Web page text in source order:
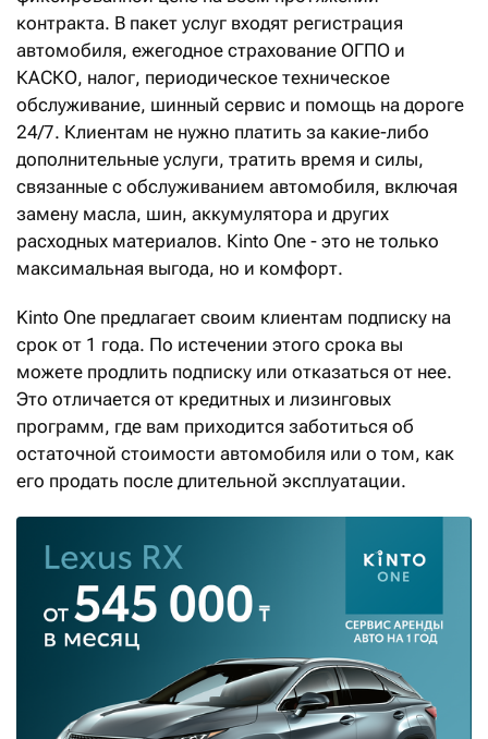
контракта. В пакет услуг входят регистрация
автомобиля, ежегодное страхование ОГПО и
КАСКО, налог, периодическое техническое
обслуживание, шинный сервис и помощь на дороге
24/7. Клиентам не нужно платить за какие-либо
дополнительные услуги, тратить время и силы,
связанные с обслуживанием автомобиля, включая
замену масла, шин, аккумулятора и других
расходных материалов. Кinto One - это не только
максимальная выгода, но и комфорт.
Kinto One предлагает своим клиентам подписку на
срок от 1 года. По истечении этого срока вы
можете продлить подписку или отказаться от нее.
Это отличается от кредитных и лизинговых
программ, где вам приходится заботиться об
остаточной стоимости автомобиля или о том, как
его продать после длительной эксплуатации.